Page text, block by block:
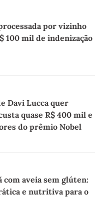
por vizinho
100 mil de indenização
Davi Lucca quer
quase R$ 400 mil e
do prêmio Nobel
com aveia sem glúten:
e nutritiva para o